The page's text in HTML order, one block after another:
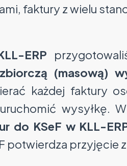
faktury z wielu
ERP
zbiorczą (masową)
każdej faktury
wysyłkę.
do KSeF w KLL-
potwierdza przyjęcie